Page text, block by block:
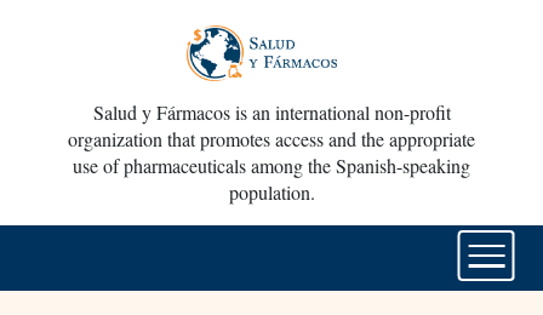
Salud y Fármacos is an international non-profit
organization that promotes access and the appropriate
use of pharmaceuticals among the Spanish-speaking
population.